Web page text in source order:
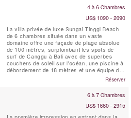
4 à 6 Chambres
US$ 1090 - 2090
La villa privée de luxe Sungai Tinggi Beach
de 6 chambres située dans un vaste
domaine offre une façade de plage absolue
de 100 mètres, surplombant les spots de
surf de Canggu à Bali avec de superbes
couchers de soleil sur l'océan, une piscine à
débordement de 18 mètres et une équipe de
personnel professionnel pour choyer les
clients de la villa. Les propriétés comme la
Sungai Tinggi Beach Villa peut également
Réserver
6 à 7 Chambres
US$ 1660 - 2915